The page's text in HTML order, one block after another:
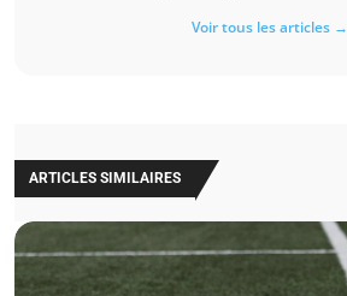
Voir tous les articles →
ARTICLES SIMILAIRES